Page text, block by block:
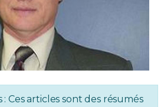
Ces articles sont des résumés